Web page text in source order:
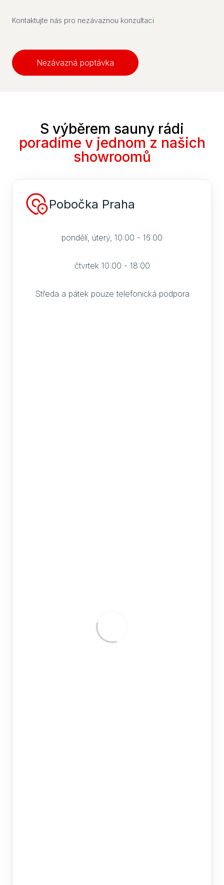
Kontaktujte nás pro nezávaznou konzultaci
Nezávazná poptávka
S výběrem sauny rádi
poradíme v jednom z našich
showroomů
Pobočka Praha
pondělí, úterý, 10:00 - 16:00
čtvrtek 10:00 - 18:00
Středa a pátek pouze telefonická podpora